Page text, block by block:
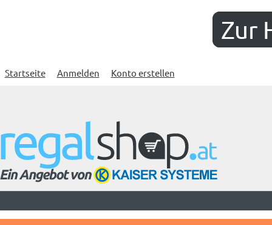
Zur
Startseite Anmelden Konto erstellen